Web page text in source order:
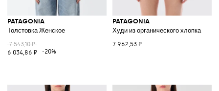
PATAGONIA
Толстовка Женское
7 543,10 ₽
6 034,86 ₽
-20%
PATAGONIA
Худи из органического хлопка
7 962,53 ₽